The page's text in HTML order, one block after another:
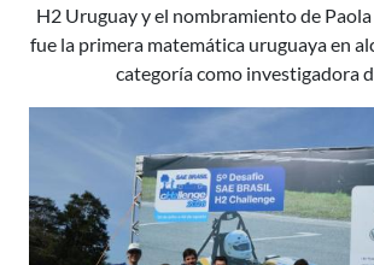
H2 Uruguay y el nombramiento de
fue la primera matemática uruguaya en
categoría como investigadora